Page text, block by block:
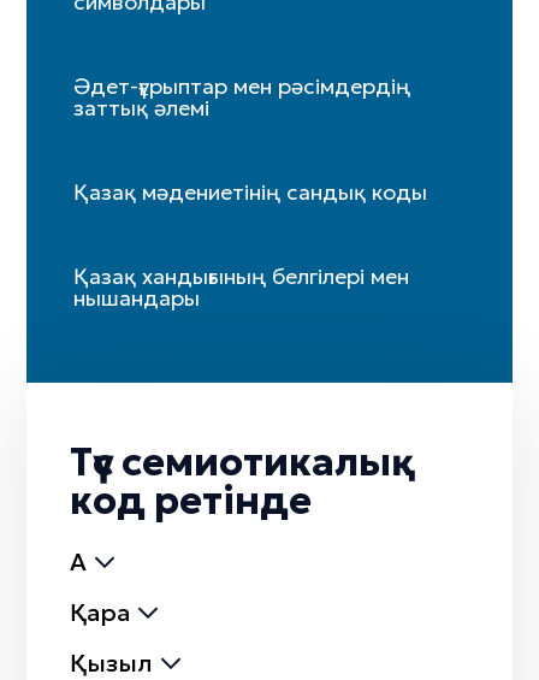
Әдет-ғұрыптар мен рәсімдердің
заттық әлемі
Қазақ мәдениетінің сандық коды
Қазақ хандығының белгілері мен
нышандары
Түс семиотикалық
код ретінде
Ақ
Қара
Қызыл